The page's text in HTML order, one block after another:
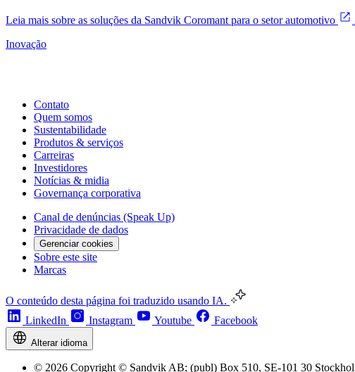
Leia mais sobre as soluções da Sandvik Coromant para o setor automotivo
Inovação
Contato
Quem somos
Sustentabilidade
Produtos & serviços
Carreiras
Investidores
Notícias & midia
Governança corporativa
Canal de denúncias (Speak Up)
Privacidade de dados
Gerenciar cookies
Sobre este site
Marcas
O conteúdo desta página foi traduzido usando IA.
LinkedIn
Instagram Youtube Facebook
Alterar idioma
© 2026 Copyright © Sandvik AB; (publ) Box 510, SE-101 30